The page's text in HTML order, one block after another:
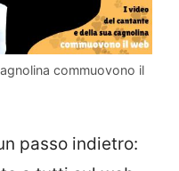
commuovono il
passo indietro: